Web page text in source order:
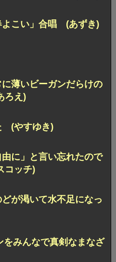
よこい」合唱 (あずき)
薄いビーガンだらけの
ろえ)
(やすゆき)
に」と言い忘れたので
コッチ)
どが渇いて水不足になっ
をみんなで真剣なまなざ